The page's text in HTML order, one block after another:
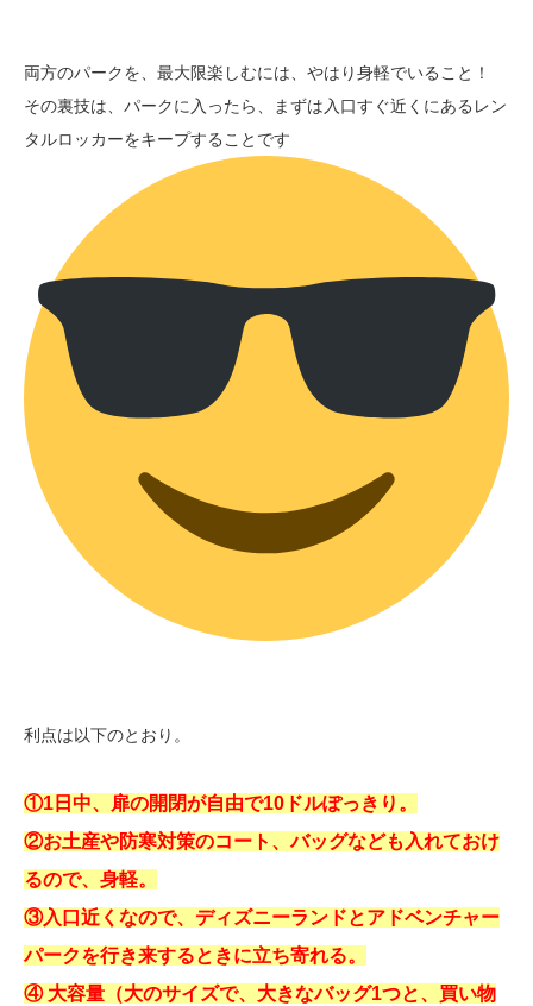
両方のパークを、最大限楽しむには、やはり身軽でいること！
その裏技は、パークに入ったら、まずは入口すぐ近くにあるレン
タルロッカーをキープすることです
利点は以下のとおり。
①1日中、扉の開閉が自由で10ドルぽっきり。
②お土産や防寒対策のコート、バッグなども入れておけ
るので、身軽。
③入口近くなので、ディズニーランドとアドベンチャー
パークを行き来するときに立ち寄れる。
④ 大容量（大のサイズで、大きなバッグ1つと、買い物